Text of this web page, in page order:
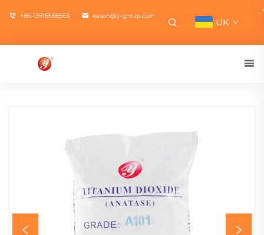
+86-13916566563 eason@lj-group.com
UK